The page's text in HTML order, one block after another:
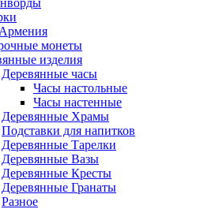
монеты
изделия
Деревянные часы
Часы настольные
Часы настенные
Деревянные Храмы
Подставки для напитков
Деревянные Тарелки
Деревянные Вазы
Деревянные Кресты
Деревянные Гранаты
Разное